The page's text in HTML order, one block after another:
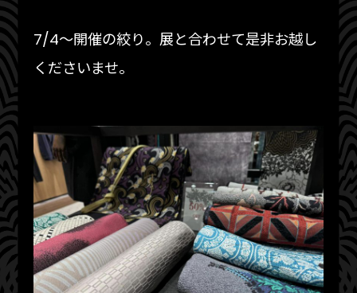
7/4〜開催の絞り。展と合わせて是非お越し
くださいませ。